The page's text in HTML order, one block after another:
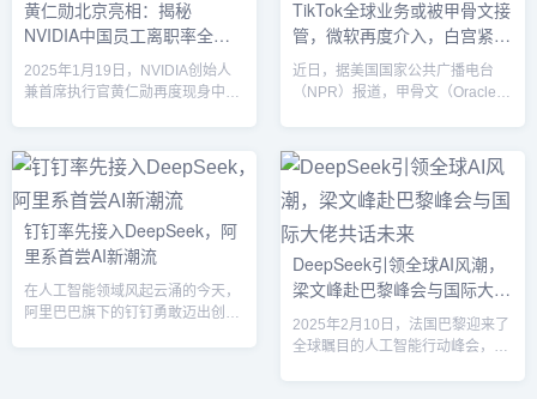
期，SpaceX的最新星舰一切顺
利。发射塔上的机械臂再次上演了
级火箭准确夹住并成功回收...
用，于2024年5月正式上线。该产
品集合了AI搜索、AI阅读、AI写作
有...
黄仁勋北京亮相：揭秘
NVIDIA中国员工离职率全球
最低背后的秘密
2025年1月19日，NVIDIA创始人
兼首席执行官黄仁勋再度现身中
辞。此次亮相不仅令与会者兴奋，
也揭示了一个关于NVIDIA在中国成
功运营的鲜为人知的秘密——公司
在中国的员工离职率是全球最低
的，每年只有约0.9%。NVIDIA中
国员工离职率创纪录黄仁勋在致辞
中强调，NVIDIA自25年前进入中
国以来，始终保持着强劲的增长势
TikTok全球业务或被甲骨文接
管，微软再度介入，白宫紧密
监控谈判进展
近日，据美国国家公共广播电台
（NPR）报道，甲骨文（Oracle）
业务。此次谈判在白宫的密切监督
下进行，旨在确保TikTok的数据安
全，并减少中国所有权的影响。根
据目前披露的信息，字节跳动将继
续持有TikTok的少数股权，而
TikTok的核心算法、数据收集和软
件更新等关键技术环节将由甲骨文
Tik...
钉钉率先接入DeepSeek，阿
里系首尝AI新潮流
在人工智能领域风起云涌的今天，
阿里巴巴旗下的钉钉勇敢迈出创新
DeepSeek引领全球AI风潮，
梁文峰赴巴黎峰会与国际大佬
共话未来
2025年2月10日，法国巴黎迎来了
全球瞩目的人工智能行动峰会，这